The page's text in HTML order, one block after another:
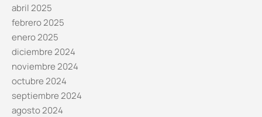
abril 2025
febrero 2025
enero 2025
diciembre 2024
noviembre 2024
octubre 2024
septiembre 2024
agosto 2024